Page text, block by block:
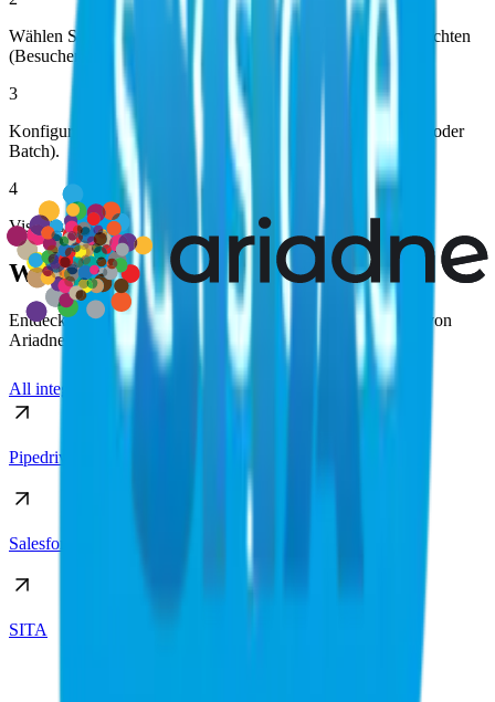
Wählen Sie die Datenpunkte aus, die Sie synchronisieren möchten
(Besucherzahlen, Verweildauer, Heatmaps).
3
Konfigurieren Sie die Synchronisierungshäufigkeit (Echtzeit oder
Batch).
4
Visualisieren Sie Ariadne-Daten direkt in Ihrem Dashboard.
Weitere Integrationen entdecken
Entdecken Sie weitere Möglichkeiten, die Besucheranalyse von
Ariadne mit Ihren bevorzugten Tools zu verbinden.
All integrations
Pipedrive
Salesforce
SITA